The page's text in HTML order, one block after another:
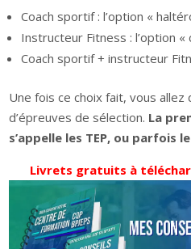
Coach sportif : l’option «
Instructeur Fitness : l’option «
Coach sportif + instructeur
Une fois ce choix fait, vous
d’épreuves de sélection. La
s’appelle les TEP, ou parfois
Livrets gratuits à